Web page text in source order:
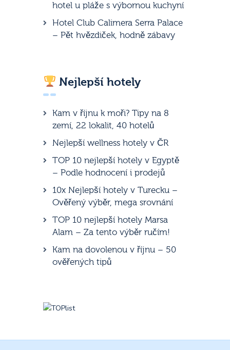
hotel u pláže s výbornou kuchyní
Hotel Club Calimera Serra Palace
– Pět hvězdiček, hodně zábavy
Nejlepší hotely
Kam v říjnu k moři? Tipy na 8
zemí, 22 lokalit, 40 hotelů
Nejlepší wellness hotely v ČR
TOP 10 nejlepší hotely v Egyptě
– Podle hodnocení i prodejů
10x Nejlepší hotely v Turecku –
Ověřený výběr, mega srovnání
TOP 10 nejlepší hotely Marsa
Alam – Za tento výběr ručím!
Kam na dovolenou v říjnu – 50
ověřených tipů